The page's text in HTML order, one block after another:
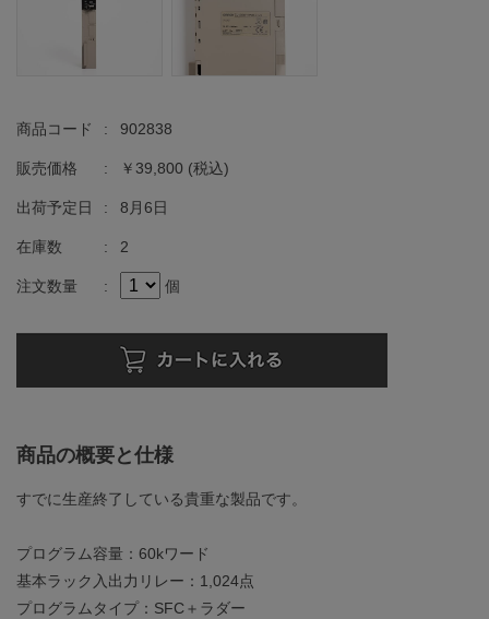
商品コード : 902838
販売価格 : ￥39,800 (税込)
出荷予定日 : 8月6日
在庫数 : 2
注文数量 : 個
商品の概要と仕様
すでに生産終了している貴重な製品です。
プログラム容量：60kワード
基本ラック入出力リレー：1,024点
プログラムタイプ：SFC＋ラダー